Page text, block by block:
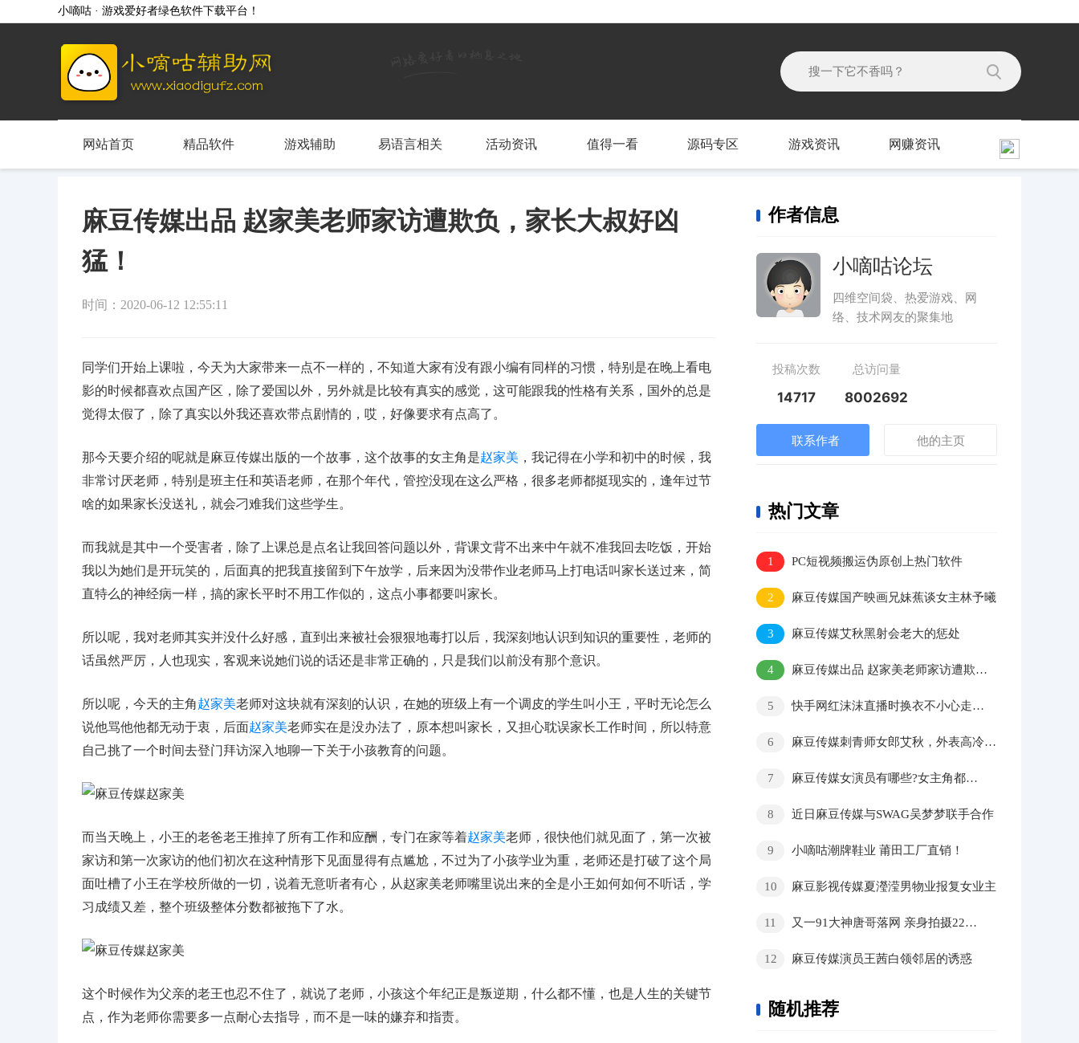
小嘀咕 · 游戏爱好者绿色软件下载平台！
网站首页 精品软件 游戏辅助 易语言相关 活动资讯 值得一看 源码专区 游戏资讯 网赚资讯
麻豆传媒出品 赵家美老师家访遭欺负，家长大叔好凶
猛！
时间：2020-06-12 12:55:11
同学们开始上课啦，今天为大家带来一点不一样的，不知道大家有没有跟小编有同样的习惯，特别是在晚上看电
影的时候都喜欢点国产区，除了爱国以外，另外就是比较有真实的感觉，这可能跟我的性格有关系，国外的总是
觉得太假了，除了真实以外我还喜欢带点剧情的，哎，好像要求有点高了。
那今天要介绍的呢就是麻豆传媒出版的一个故事，这个故事的女主角是赵家美 ，我记得在小学和初中的时候，我
非常讨厌老师，特别是班主任和英语老师，在那个年代，管控没现在这么严格，很多老师都挺现实的，逢年过节
啥的如果家长没送礼，就会刁难我们这些学生。
而我就是其中一个受害者，除了上课总是点名让我回答问题以外，背课文背不出来中午就不准我回去吃饭，开始
我以为她们是开玩笑的，后面真的把我直接留到下午放学，后来因为没带作业老师马上打电话叫家长送过来，简
直特么的神经病一样，搞的家长平时不用工作似的，这点小事都要叫家长。
所以呢，我对老师其实并没什么好感，直到出来被社会狠狠地毒打以后，我深刻地认识到知识的重要性，老师的
话虽然严厉，人也现实，客观来说她们说的话还是非常正确的，只是我们以前没有那个意识。
所以呢，今天的主角赵家美老师对这块就有深刻的认识，在她的班级上有一个调皮的学生叫小王，平时无论怎么
说他骂他他都无动于衷，后面赵家美老师实在是没办法了，原本想叫家长，又担心耽误家长工作时间，所以特意
自己挑了一个时间去登门拜访深入地聊一下关于小孩教育的问题。
而当天晚上，小王的老爸老王推掉了所有工作和应酬，专门在家等着赵家美老师，很快他们就见面了，第一次被
家访和第一次家访的他们初次在这种情形下见面显得有点尴尬，不过为了小孩学业为重，老师还是打破了这个局
面吐槽了小王在学校所做的一切，说着无意听者有心，从赵家美老师嘴里说出来的全是小王如何如何不听话，学
习成绩又差，整个班级整体分数都被拖下了水。
这个时候作为父亲的老王也忍不住了，就说了老师，小孩这个年纪正是叛逆期，什么都不懂，也是人生的关键节
点，作为老师你需要多一点耐心去指导，而不是一味的嫌弃和指责。
作者信息
小嘀咕论坛
四维空间袋、热爱游戏、网
络、技术网友的聚集地
投稿次数 总访问量
14717 8002692
联系作者 他的主页
热门文章
1 PC短视频搬运伪原创上热门软件
2 麻豆传媒国产映画兄妹蕉谈女主林予曦
3 麻豆传媒艾秋黑射会老大的惩处
4 麻豆传媒出品 赵家美老师家访遭欺负，家长大叔好凶猛！
5 快手网红沫沫直播时换衣不小心走光视频
6 麻豆传媒刺青师女郎艾秋，外表高冷内在骚气十足？
7 麻豆传媒女演员有哪些?女主角都是谁?
8 近日麻豆传媒与SWAG吴梦梦联手合作
9 小嘀咕潮牌鞋业 莆田工厂直销！
10 麻豆影视传媒夏瀅滢男物业报复女业主
11 又一91大神唐哥落网 亲身拍摄22部点击量400万
12 麻豆传媒演员王茜白领邻居的诱惑
随机推荐